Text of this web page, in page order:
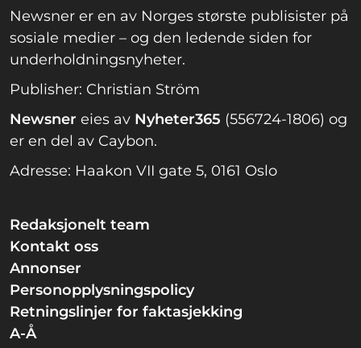
Newsner er en av Norges største publisister på
sosiale medier – og den ledende siden for
underholdningsnyheter.
Publisher: Christian Ström
Newsner eies av Nyheter365 (556724-1806) og
er en del av Caybon.
Adresse: Haakon VII gate 5, 0161 Oslo
Redaksjonelt team
Kontakt oss
Annonser
Personopplysningspolicy
Retningslinjer for faktasjekking
A-Å